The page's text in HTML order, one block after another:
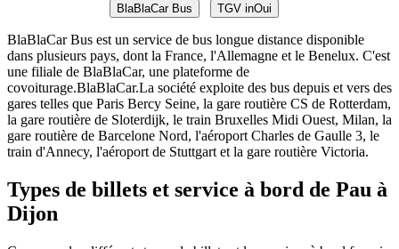
BlaBlaCar Bus TGV inOui
BlaBlaCar Bus est un service de bus longue distance disponible
dans plusieurs pays, dont la France, l'Allemagne et le Benelux. C'est
une filiale de BlaBlaCar, une plateforme de
covoiturage.BlaBlaCar.La société exploite des bus depuis et vers des
gares telles que Paris Bercy Seine, la gare routière CS de Rotterdam,
la gare routière de Sloterdijk, le train Bruxelles Midi Ouest, Milan, la
gare routière de Barcelone Nord, l'aéroport Charles de Gaulle 3, le
train d'Annecy, l'aéroport de Stuttgart et la gare routière Victoria.
Types de billets et service à bord de Pau à
Dijon